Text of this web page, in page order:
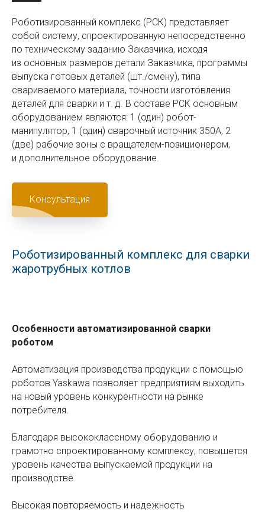
Роботизированный комплекс (РСК) представляет
собой систему, спроектированную непосредственно
по техническому заданию Заказчика, исходя
из основных размеров детали Заказчика, программы
выпуска готовых деталей (шт./смену), типа
свариваемого материала, точности изготовления
деталей для сварки и т. д. В составе РСК основным
оборудованием являются: 1 (один) робот-
манипулятор, 1 (один) сварочный источник 350A, 2
(две) рабочие зоны с вращателем-позиционером,
и дополнительное оборудование.
Консультация
Роботизированный комплекс для сварки
жаротрубных котлов
Особенности автоматизированной сварки
роботом
Автоматизация производства продукции с помощью
роботов Yaskawa позволяет предприятиям выходить
на новый уровень конкурентности на рынке
потребителя.
Благодаря высококлассному оборудованию и
грамотно спроектированному комплексу, повышется
уровень качества выпускаемой продукции на
производстве.
Высокая повторяемость и надежность